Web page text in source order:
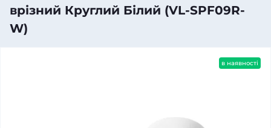
врізний Круглий Білий (VL-SPF09R-
W)
в наявності